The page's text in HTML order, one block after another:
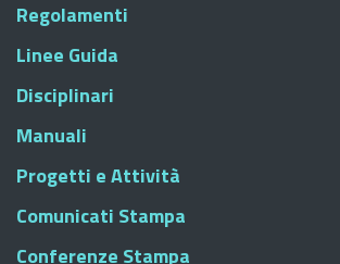
Regolamenti
Linee Guida
Disciplinari
Manuali
Progetti e Attività
Comunicati Stampa
Conferenze Stampa